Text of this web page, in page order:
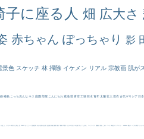
子に座る人 畑 広大さ
赤ちゃん ぽっちゃり 影
景色 スケッチ 林 掃除 イケメン リアル 宗教画 肌が
線 補色 こっち見んな キス 庭園 部屋 こんにちわ 素描 塔 青空 工場 巨木 青年 太陽 壮大 着衣 古代ギリシア 日
火起こし シスター 東方の三博士 114514 かっこいい 受胎告知 天から覗き込む顔 設計図 挿絵 群衆 親子 裸婦 可愛い ピサロ ＃名画で学ぶ「たるみ」 ニーソックス 躍動感 黄色 こわい コート 畦道 レンブラント・ sekkusu 暖かい バブみ 靴下 ショッ